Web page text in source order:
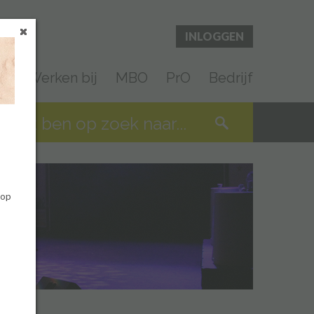
INLOGGEN
Werken bij MBO PrO Bedrijf